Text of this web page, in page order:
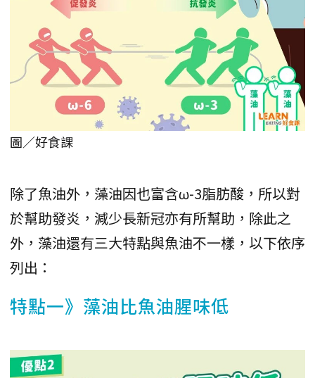
圖／好食課
除了魚油外，藻油因也富含ω-3脂肪酸，所以對
於幫助發炎，減少長新冠亦有所幫助，除此之
外，藻油還有三大特點與魚油不一樣，以下依序
列出：
特點一》藻油比魚油腥味低